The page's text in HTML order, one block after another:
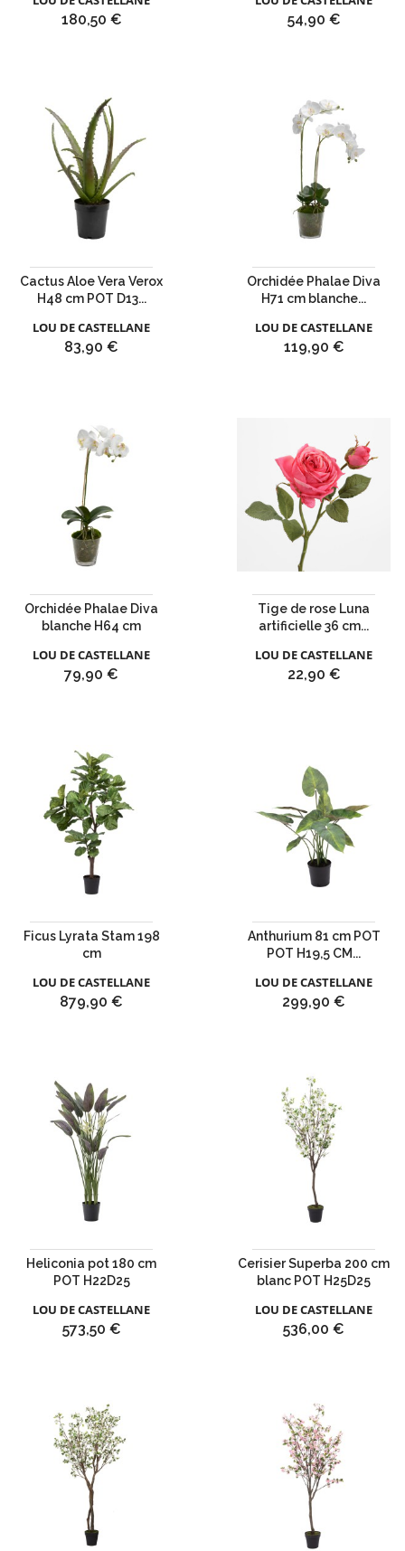
Prix
180,50 € Prix
54,90 €
Cactus Aloe Vera Verox
H48 cm POT D13...
LOU DE CASTELLANE
Prix
83,90 €
Orchidée Phalae Diva
H71 cm blanche...
LOU DE CASTELLANE
Prix
119,90 €
Orchidée Phalae Diva
blanche H64 cm
LOU DE CASTELLANE
Prix
79,90 €
Tige de rose Luna
artificielle 36 cm...
LOU DE CASTELLANE
Prix
22,90 €
Ficus Lyrata Stam 198
cm
LOU DE CASTELLANE
Prix
879,90 €
Anthurium 81 cm POT
POT H19,5 CM...
LOU DE CASTELLANE
Prix
299,90 €
Heliconia pot 180 cm
POT H22D25
LOU DE CASTELLANE
Prix
573,50 €
Cerisier Superba 200 cm
blanc POT H25D25
LOU DE CASTELLANE
Prix
536,00 €